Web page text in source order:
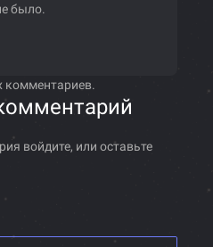
было.
комментариев.
войдите, или оставьте